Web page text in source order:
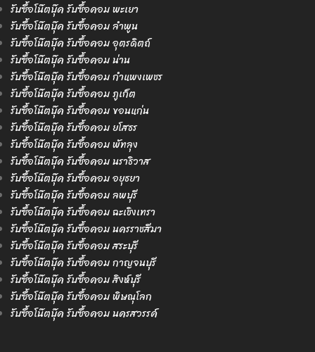
รับซื้อโน๊ตบุ๊ค รับซื้อคอม พะเยา
รับซื้อโน๊ตบุ๊ค รับซื้อคอม ลำพูน
รับซื้อโน๊ตบุ๊ค รับซื้อคอม อุตรดิตถ์
รับซื้อโน๊ตบุ๊ค รับซื้อคอม น่าน
รับซื้อโน๊ตบุ๊ค รับซื้อคอม กำแพงเพชร
รับซื้อโน๊ตบุ๊ค รับซื้อคอม ภูเก็ต
รับซื้อโน๊ตบุ๊ค รับซื้อคอม ขอนแก่น
รับซื้อโน๊ตบุ๊ค รับซื้อคอม ยโสธร
รับซื้อโน๊ตบุ๊ค รับซื้อคอม พัทลุง
รับซื้อโน๊ตบุ๊ค รับซื้อคอม นราธิวาส
รับซื้อโน๊ตบุ๊ค รับซื้อคอม อยุธยา
รับซื้อโน๊ตบุ๊ค รับซื้อคอม ลพบุรี
รับซื้อโน๊ตบุ๊ค รับซื้อคอม ฉะเชิงเทรา
รับซื้อโน๊ตบุ๊ค รับซื้อคอม นครราชสีมา
รับซื้อโน๊ตบุ๊ค รับซื้อคอม สระบุรี
รับซื้อโน๊ตบุ๊ค รับซื้อคอม กาญจนบุรี
รับซื้อโน๊ตบุ๊ค รับซื้อคอม สิงห์บุรี
รับซื้อโน๊ตบุ๊ค รับซื้อคอม พิษณุโลก
รับซื้อโน๊ตบุ๊ค รับซื้อคอม นครสวรรค์